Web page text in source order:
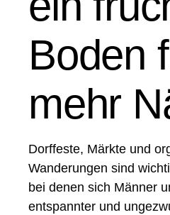
Boden
mehr
Dorffeste, Märkte und
Wanderungen sind
bei denen sich Männer
entspannter und